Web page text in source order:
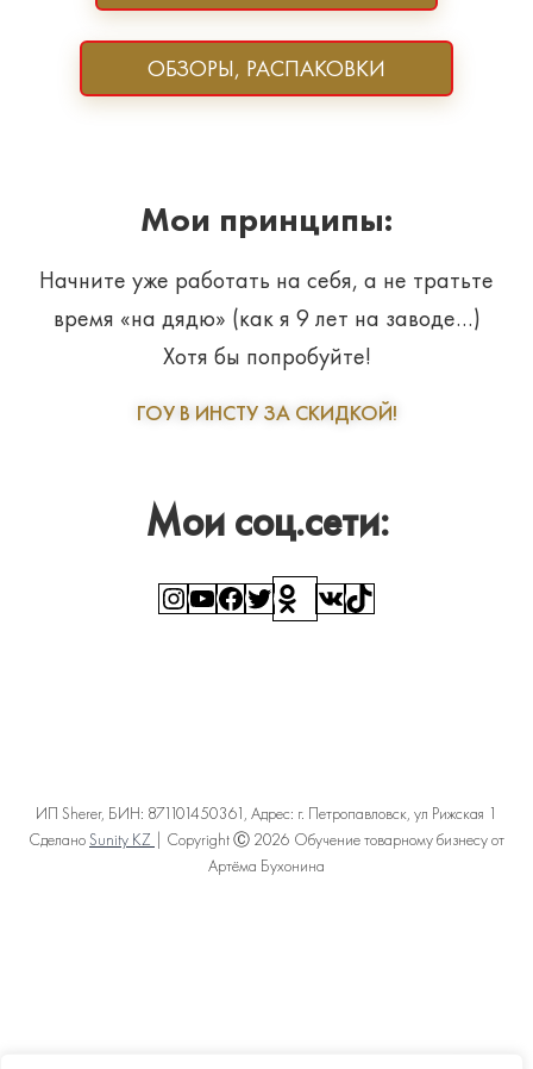
ОБЗОРЫ, РАСПАКОВКИ
Мои принципы:
Начните уже работать на себя, а не тратьте
время «на дядю» (как я 9 лет на заводе…)
Хотя бы попробуйте!
ГОУ В ИНСТУ ЗА СКИДКОЙ!
Мои соц.сети:
Instagram
YouTube
Facebook
TwitterСсылкаВКонтакте
TikTok
ИП Sherer, БИН: 871101450361, Адрес: г. Петропавловск, ул Рижская 1
Сделано Sunity KZ | Copyright Ⓒ 2026 Обучение товарному бизнесу от
Артёма Бухонина